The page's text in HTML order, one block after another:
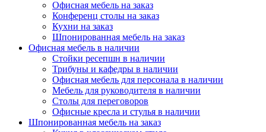
Офисная мебель на заказ
Конференц столы на заказ
Кухни на заказ
Шпонированная мебель на заказ
Офисная мебель в наличии
Стойки ресепшн в наличии
Трибуны и кафедры в наличии
Офисная мебель для персонала в наличии
Мебель для руководителя в наличии
Столы для переговоров
Офисные кресла и стулья в наличии
Шпонированная мебель на заказ